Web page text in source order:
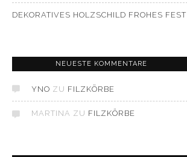
DEKORATIVES HOLZSCHILD FROHES FEST
NEUESTE KOMMENTARE
YNO ZU FILZKÖRBE
MARTINA ZU FILZKÖRBE